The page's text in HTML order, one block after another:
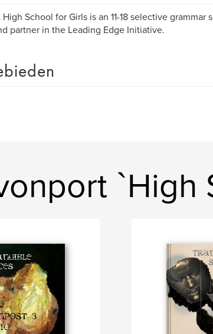
School for Girls is an 11-18 selective grammar
partner in the Leading Edge Initiative.
`High